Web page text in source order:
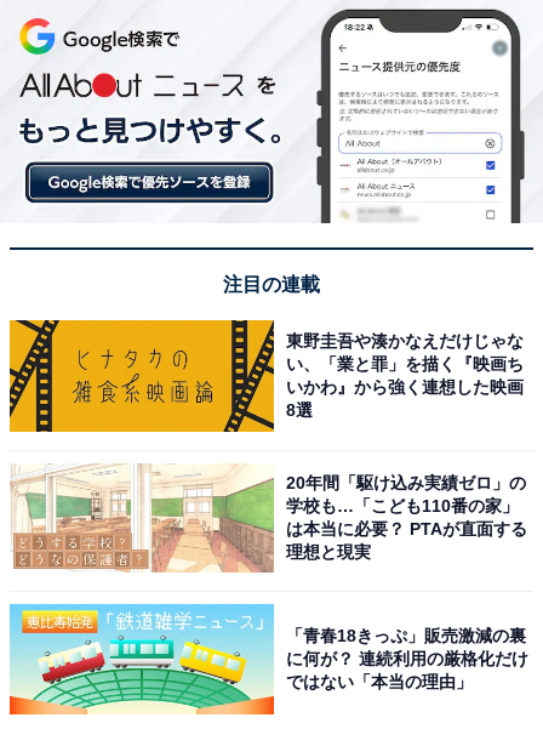
くれる。
『Dear WOMAN』（作詞:麻生哲朗 作曲･編曲:平田祥一
郎）では、時代をリードするキラキラした風が心地い
い。
WELCOME ようこそ日本へ 僕らが生きてる時代へ
舞い降りた偶然に 心からありがとう
君が 君でいることが とても美しい
まさに時代を表現した愛にあふれた1曲であり、彼らが
歌うことで笑顔になれた女性は多いだろう。
注目の連載
東野圭吾や湊かなえだけじゃな
い、「業と罪」を描く『映画ち
いかわ』から強く連想した映画
8選
20年間「駆け込み実績ゼロ」の
学校も…「こども110番の家」
は本当に必要？ PTAが直面する
理想と現実
「青春18きっぷ」販売激減の裏
に何が？ 連続利用の厳格化だけ
ではない「本当の理由」